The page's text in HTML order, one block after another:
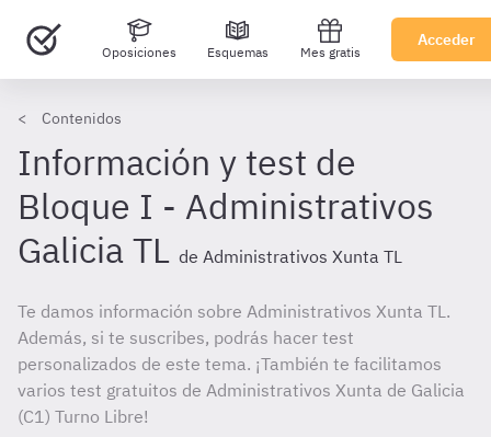
Oposiciones Esquemas Mes gratis
Acceder
Contenidos
Información y test de
Bloque I - Administrativos
Galicia TL de Administrativos Xunta TL
Te damos información sobre Administrativos Xunta TL.
Además, si te suscribes, podrás hacer test
personalizados de este tema. ¡También te facilitamos
varios test gratuitos de Administrativos Xunta de Galicia
(C1) Turno Libre!